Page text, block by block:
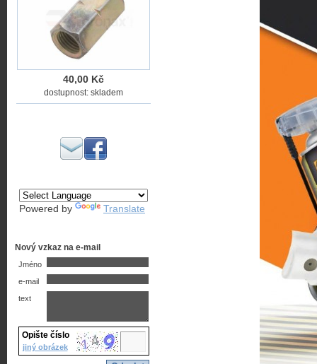
40,00 Kč
dostupnost: skladem
Powered by Translate
Nový vzkaz na e-mail
Jméno
e-mail
text
Opište číslo
jiný obrázek